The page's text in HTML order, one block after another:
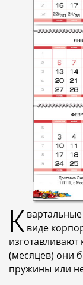
К виде
изготавливают
(месяцев) они
пружины или